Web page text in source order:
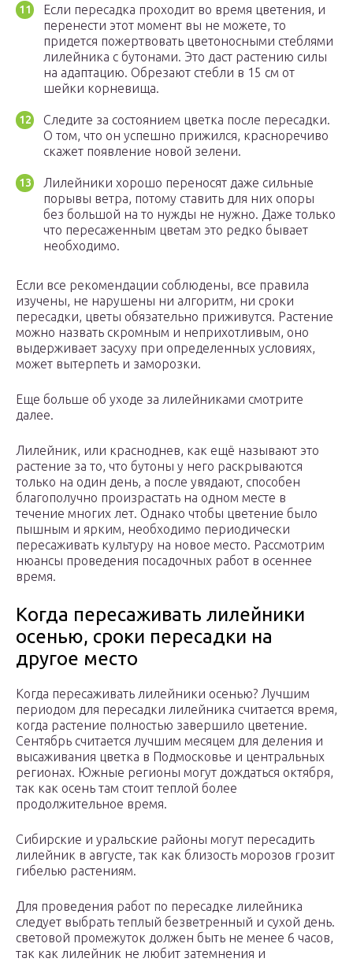
Если пересадка проходит во время цветения, и
перенести этот момент вы не можете, то
придется пожертвовать цветоносными стеблями
лилейника с бутонами. Это даст растению силы
на адаптацию. Обрезают стебли в 15 см от
шейки корневища.
Следите за состоянием цветка после пересадки.
О том, что он успешно прижился, красноречиво
скажет появление новой зелени.
Лилейники хорошо переносят даже сильные
порывы ветра, потому ставить для них опоры
без большой на то нужды не нужно. Даже только
что пересаженным цветам это редко бывает
необходимо.
Если все рекомендации соблюдены, все правила
изучены, не нарушены ни алгоритм, ни сроки
пересадки, цветы обязательно приживутся. Растение
можно назвать скромным и неприхотливым, оно
выдерживает засуху при определенных условиях,
может вытерпеть и заморозки.
Еще больше об уходе за лилейниками смотрите
далее.
Лилейник, или красноднев, как ещё называют это
растение за то, что бутоны у него раскрываются
только на один день, а после увядают, способен
благополучно произрастать на одном месте в
течение многих лет. Однако чтобы цветение было
пышным и ярким, необходимо периодически
пересаживать культуру на новое место. Рассмотрим
нюансы проведения посадочных работ в осеннее
время.
Когда пересаживать лилейники
осенью, сроки пересадки на
другое место
Когда пересаживать лилейники осенью? Лучшим
периодом для пересадки лилейника считается время,
когда растение полностью завершило цветение.
Сентябрь считается лучшим месяцем для деления и
высаживания цветка в Подмосковье и центральных
регионах. Южные регионы могут дождаться октября,
так как осень там стоит теплой более
продолжительное время.
Сибирские и уральские районы могут пересадить
лилейник в августе, так как близость морозов грозит
гибелью растениям.
Для проведения работ по пересадке лилейника
следует выбрать теплый безветренный и сухой день.
световой промежуток должен быть не менее 6 часов,
так как лилейник не любит затемнения и